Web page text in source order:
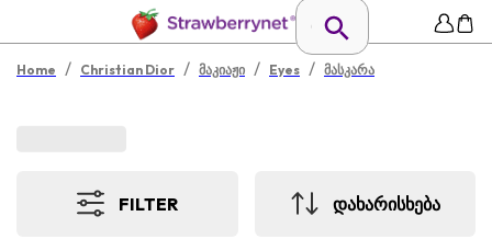
Home / Christian Dior / მაკიაჟი / Eyes / მასკარა
FILTER ᲓᲐᲮᲐᲠᲘᲡᲮᲔᲑᲐ